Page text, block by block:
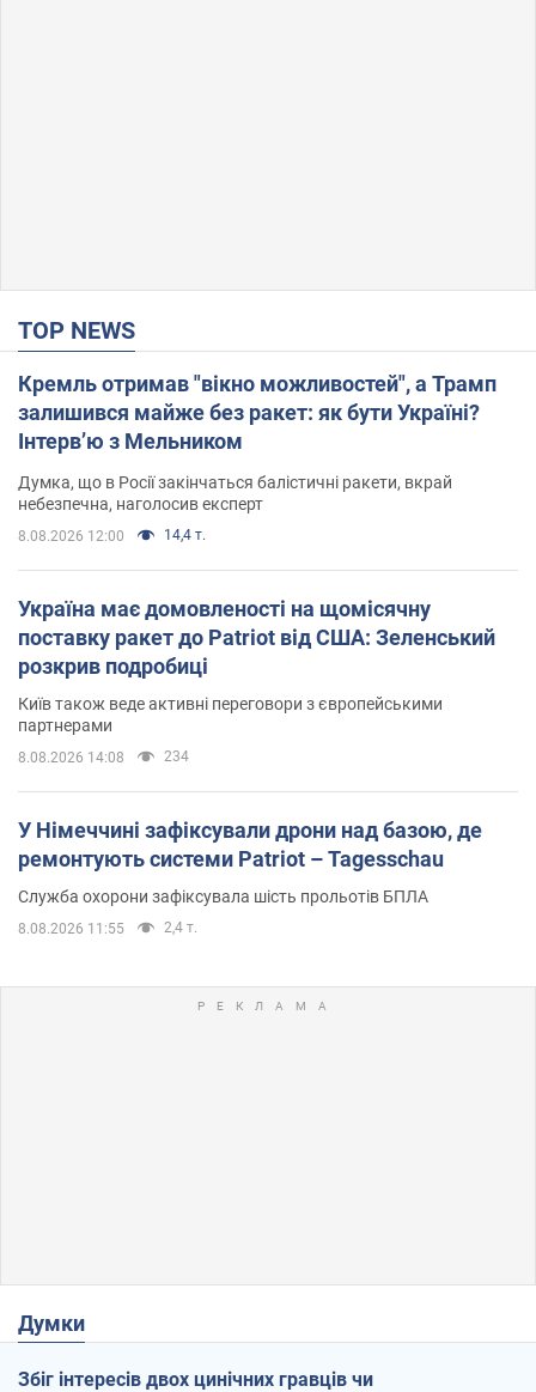
TOP NEWS
Кремль отримав "вікно можливостей", а Трамп
залишився майже без ракет: як бути Україні?
Інтерв’ю з Мельником
Думка, що в Росії закінчаться балістичні ракети, вкрай
небезпечна, наголосив експерт
8.08.2026 12:00 14,4 т.
Україна має домовленості на щомісячну
поставку ракет до Patriot від США: Зеленський
розкрив подробиці
Київ також веде активні переговори з європейськими
партнерами
8.08.2026 14:08 234
У Німеччині зафіксували дрони над базою, де
ремонтують системи Patriot – Tagesschau
Служба охорони зафіксувала шість прольотів БПЛА
8.08.2026 11:55 2,4 т.
Думки
Збіг інтересів двох цинічних гравців чи